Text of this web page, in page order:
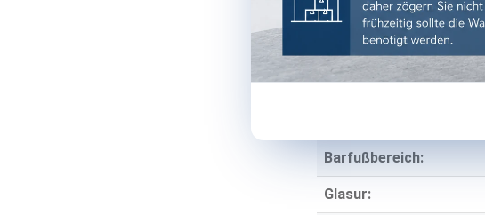
Einsatzbereich:
Einsatzort:
Frostbeständig:
Barfußbereich:
Glasur: